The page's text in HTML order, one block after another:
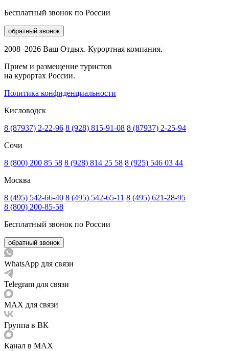
Бесплатный звонок по России
обратный звонок
2008–2026 Ваш Отдых. Курортная компания.
Прием и размещение туристов
на курортах России.
Политика конфиденциальности
Кисловодск
8 (87937) 2-22-96 8 (928) 815-91-08 8 (87937) 2-25-94
Сочи
8 (800) 200 85 58 8 (928) 814 25 58 8 (925) 546 03 44
Москва
8 (495) 542-66-40 8 (495) 542-65-11 8 (495) 621-28-95
8 (800) 200-85-58
Бесплатный звонок по России
обратный звонок
WhatsApp для связи
Telegram для связи
MAX для связи
Группа в ВК
Канал в MAX